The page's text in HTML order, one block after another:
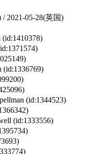
05-28(英国)
(id:1344523)